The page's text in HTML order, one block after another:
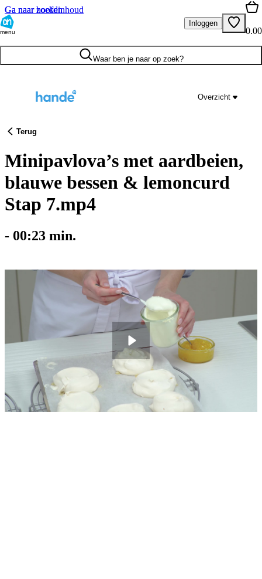
Ga naar hoofdinhoud
Ga naar zoeken
menu
Inloggen
0.00
Waar ben je naar op zoek?
Overzicht
Terug
Minipavlova’s met aardbeien,
blauwe bessen & lemoncurd
Stap 7.mp4
- 00:23 min.